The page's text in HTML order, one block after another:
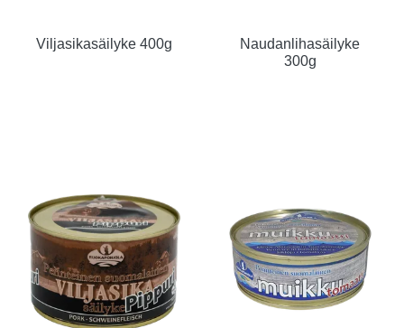
Viljasikasäilyke 400g
Naudanlihasäilyke
300g